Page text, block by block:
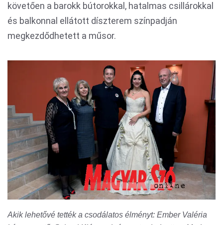
követően a barokk bútorokkal, hatalmas csillárokkal
és balkonnal ellátott díszterem színpadján
megkezdődhetett a műsor.
Akik lehetővé tették a csodálatos élményt: Ember Valéria